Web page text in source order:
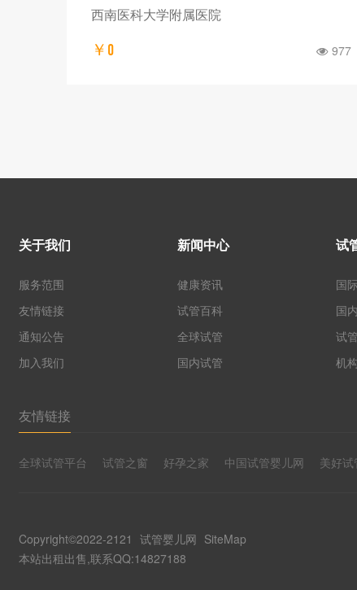
四川省人民医院
￥198 211
关于我们
服务范围
友情链接
通知公告
加入我们
新闻中心
健康资讯
试管百科
全球试管
国内试管
试
国
国
试
机
友情链接
全球试管平台 试管之窗 好孕之家 中国试管婴儿网 美好试
Copyright©2022-2121 试管婴儿网 SiteMap
本站出租出售,联系QQ:14827188